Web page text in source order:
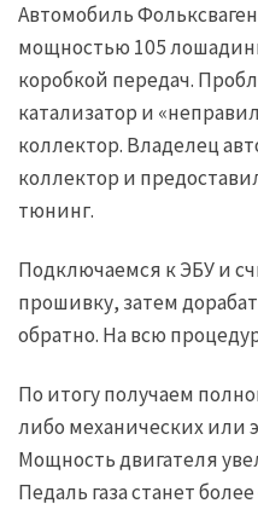
Автомобиль
мощностью 105
коробкой передач.
катализатор и
коллектор. Владелец
коллектор и
тюнинг.
Подключаемся к ЭБУ и
прошивку, затем
обратно. На всю
По итогу получаем
либо механических или
Мощность двигателя
Педаль газа станет